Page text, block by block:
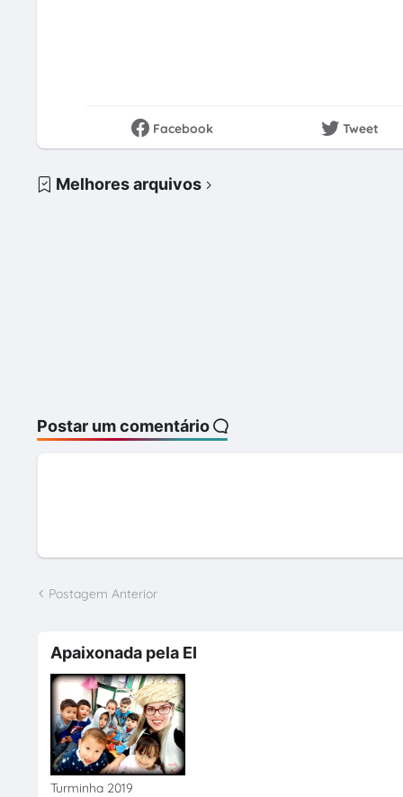
Facebook Tweet
Melhores arquivos
Postar um comentário
Postagem Anterior
Apaixonada pela EI
Turminha 2019